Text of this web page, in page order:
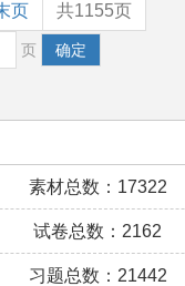
页 共1155页
页 确定
素材总数：17322
试卷总数：2162
习题总数：21442